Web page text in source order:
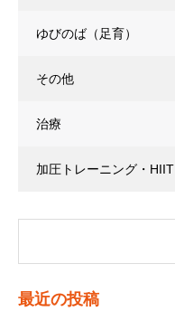
ゆびのば（足育）
その他
治療
加圧トレーニング・HIIT
最近の投稿